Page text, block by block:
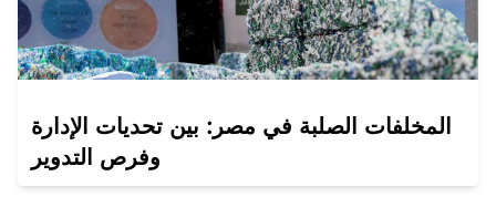
المخلفات الصلبة في مصر: بين تحديات الإدارة
وفرص التدوير